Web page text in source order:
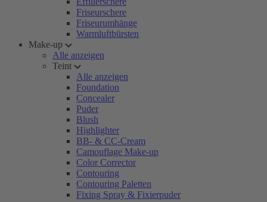
Friseurschere
Friseurumhänge
Warmluftbürsten
Make-up
Alle anzeigen
Teint
Alle anzeigen
Foundation
Concealer
Puder
Blush
Highlighter
BB- & CC-Cream
Camouflage Make-up
Color Corrector
Contouring
Contouring Paletten
Fixing Spray & Fixierpuder